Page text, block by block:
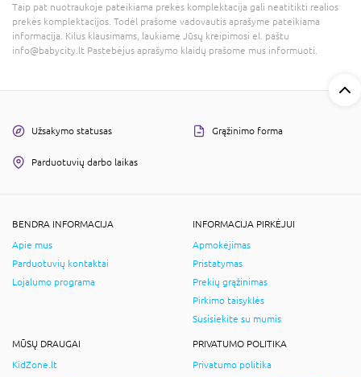
Taip pat nuotraukoje pateikiama prekės komplektacija gali neatitikti realios
prekės komplektacijos. Todėl prašome vadovautis aprašyme pateikiama
informacija. Kilus klausimams, laukiame Jūsų kreipimosi el. paštu
info@babycity.lt Pastebėjus aprašymo klaidų prašome mus informuoti.
Užsakymo statusas Grąžinimo forma
Parduotuvių darbo laikas
BENDRA INFORMACIJA
Apie mus
Parduotuvių kontaktai
Lojalumo programa
INFORMACIJA PIRKĖJUI
Apmokėjimas
Pristatymas
Prekių grąžinimas
Pirkimo taisyklės
Susisiekite su mumis
MŪSŲ DRAUGAI
KidZone.lt
PRIVATUMO POLITIKA
Privatumo politika